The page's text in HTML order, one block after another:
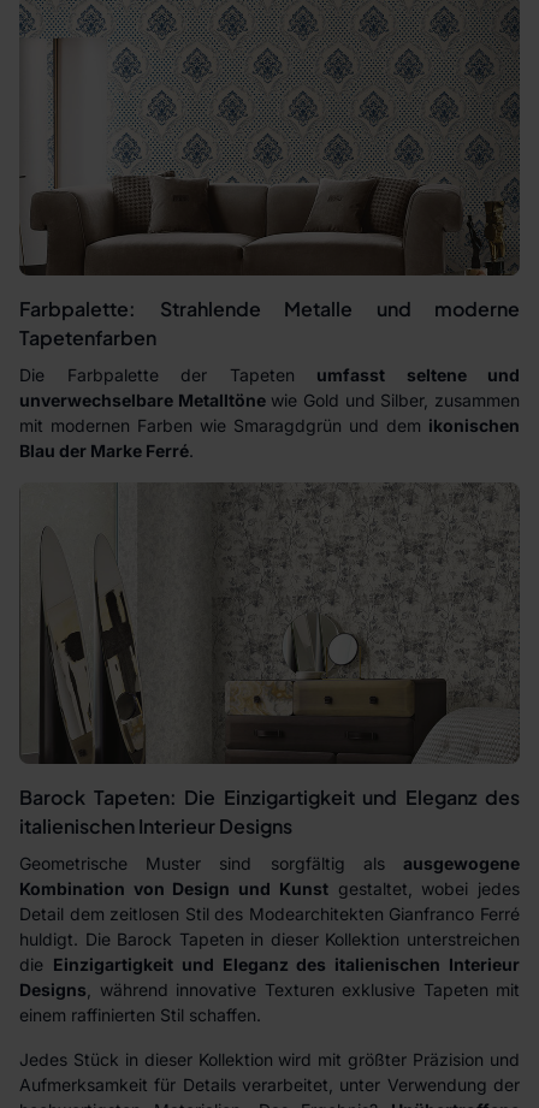
Farbpalette: Strahlende Metalle und moderne
Tapetenfarben
Die Farbpalette der Tapeten umfasst seltene und
unverwechselbare Metalltönewie Gold und Silber, zusammen
mit modernen Farben wie Smaragdgrün und dem ikonischen
Blau der Marke Ferré.
Barock Tapeten: Die Einzigartigkeit und Eleganz des
italienischen Interieur Designs
Geometrische Muster sind sorgfältig als ausgewogene
Kombination von Design und Kunstgestaltet, wobei jedes
Detail dem zeitlosen Stil des Modearchitekten Gianfranco Ferré
huldigt. Die Barock Tapeten in dieser Kollektion unterstreichen
die Einzigartigkeit und Eleganz des italienischen Interieur
Designs , während innovative Texturen exklusive Tapeten mit
einem raffinierten Stil schaffen.
Jedes Stück in dieser Kollektion wird mit größter Präzision und
Aufmerksamkeit für Details verarbeitet, unter Verwendung der